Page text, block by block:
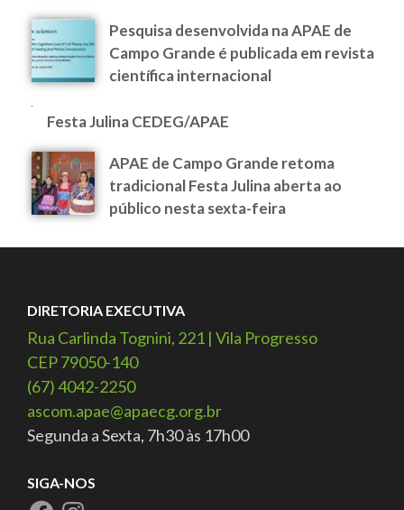
Pesquisa desenvolvida na APAE de
Campo Grande é publicada em revista
científica internacional
Festa Julina CEDEG/APAE
APAE de Campo Grande retoma
tradicional Festa Julina aberta ao
público nesta sexta-feira
DIRETORIA EXECUTIVA
Rua Carlinda Tognini, 221 | Vila Progresso
CEP 79050-140
(67) 4042-2250
ascom.apae@apaecg.org.br
Segunda a Sexta, 7h30 às 17h00
SIGA-NOS